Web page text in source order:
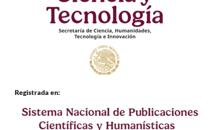
Registrada en: